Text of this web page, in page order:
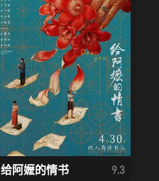
给阿嬷的情书 9.3